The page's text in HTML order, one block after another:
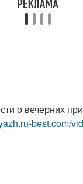
о вечерних
best.com/